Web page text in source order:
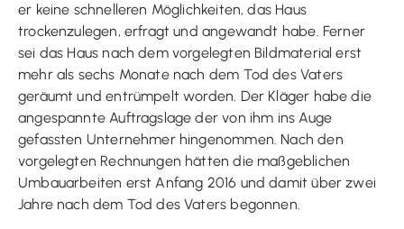
er keine schnelleren Möglichkeiten, das Haus
trockenzulegen, erfragt und angewandt habe. Ferner
sei das Haus nach dem vorgelegten Bildmaterial erst
mehr als sechs Monate nach dem Tod des Vaters
geräumt und entrümpelt worden. Der Kläger habe die
angespannte Auftragslage der von ihm ins Auge
gefassten Unternehmer hingenommen. Nach den
vorgelegten Rechnungen hätten die maßgeblichen
Umbauarbeiten erst Anfang 2016 und damit über zwei
Jahre nach dem Tod des Vaters begonnen.